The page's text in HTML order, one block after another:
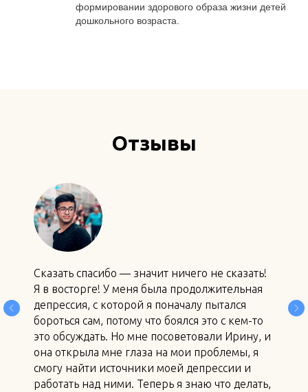
формировании здорового образа жизни детей
дошкольного возраста.
Отзывы
Сказать спасибо — значит ничего не сказать!
Я в восторге! У меня была продолжительная
депрессия, с которой я поначалу пытался
бороться сам, потому что боялся это с кем-то
это обсуждать. Но мне посоветовали Ирину, и
она открыла мне глаза на мои проблемы, я
смогу найти источники моей депрессии и
работать над ними. Теперь я знаю что делать,